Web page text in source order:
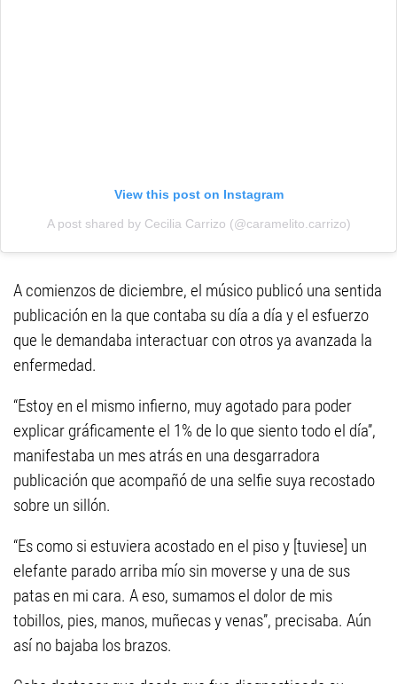
View this post on Instagram
A post shared by Cecilia Carrizo (@caramelito.carrizo)
A comienzos de diciembre, el músico publicó una sentida
publicación en la que contaba su día a día y el esfuerzo
que le demandaba interactuar con otros ya avanzada la
enfermedad.
“Estoy en el mismo infierno, muy agotado para poder
explicar gráficamente el 1% de lo que siento todo el día”,
manifestaba un mes atrás en una desgarradora
publicación que acompañó de una selfie suya recostado
sobre un sillón.
“Es como si estuviera acostado en el piso y [tuviese] un
elefante parado arriba mío sin moverse y una de sus
patas en mi cara. A eso, sumamos el dolor de mis
tobillos, pies, manos, muñecas y venas”, precisaba. Aún
así no bajaba los brazos.